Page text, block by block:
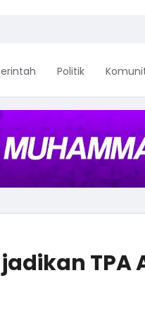
Politik